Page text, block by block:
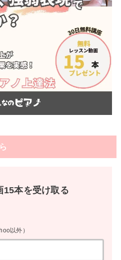
15本を受け取る
以外）